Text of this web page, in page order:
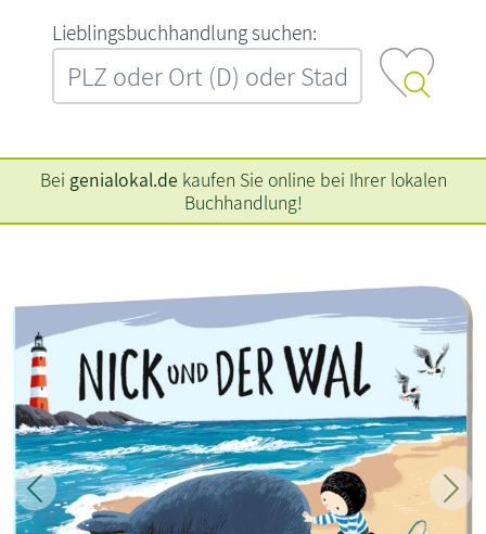
L‍i‍e‍b‍l‍i‍n‍g‍s‍b‍u‍c‍h‍h‍a‍n‍d‍l‍u‍n‍g‍ ‍s‍u‍c‍h‍e‍n‍:‍
Bei genialokal.de kaufen Sie online bei Ihrer lokalen
Buchhandlung!
Zurück